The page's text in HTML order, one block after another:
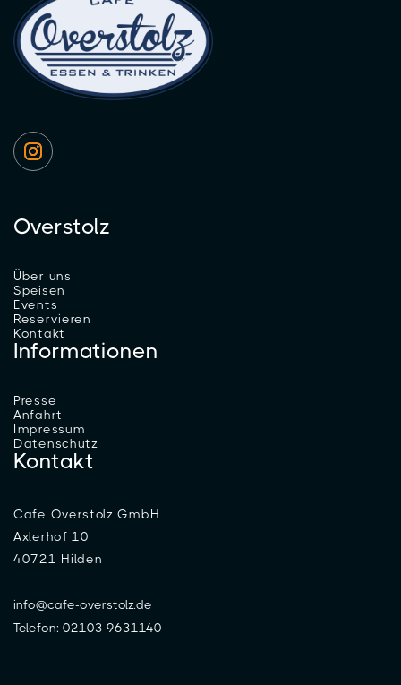
Overstolz
Über uns
Speisen
Events
Reservieren
Kontakt
Informationen
Presse
Anfahrt
Impressum
Datenschutz
Kontakt
Cafe Overstolz GmbH
Axlerhof 10
40721 Hilden
info@cafe-overstolz.de
Telefon: 02103 9631140